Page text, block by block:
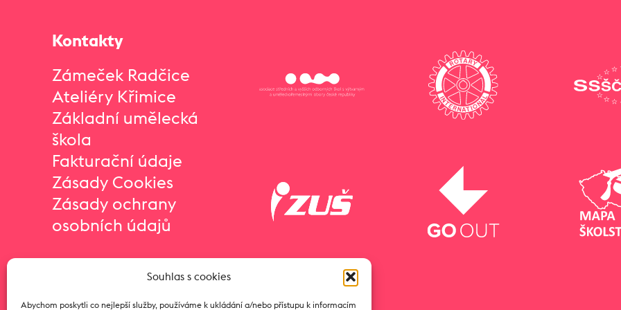
Souhlas s cookies
Abychom poskytli co nejlepší služby, používáme k ukládání a/nebo přístupu k informacím
Kontakty
Zámeček Radčice
Ateliéry Křimice
Základní umělecká
škola
Fakturační údaje
Zásady Cookies
Zásady ochrany
osobních údajů